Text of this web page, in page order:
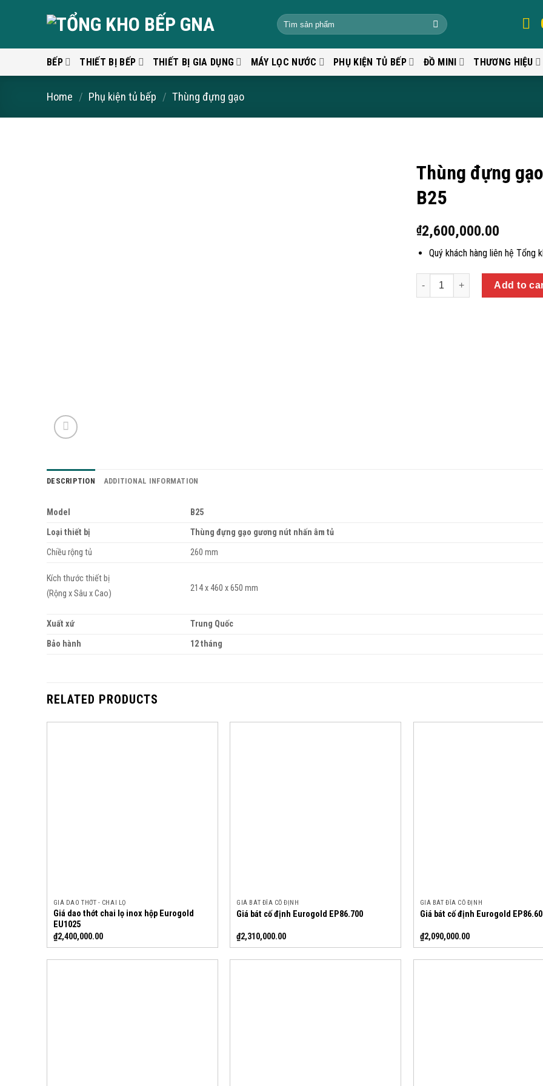
BẾP THIẾT BỊ BẾP THIẾT BỊ GIA DỤNG MÁY LỌC NƯỚC PHỤ KIỆN TỦ BẾP ĐỒ MINI THƯƠNG HIỆU
Home / Phụ kiện tủ bếp / Thùng đựng gạo
Thùng đựng
B25
₫2,600,000.00
Quý khách hàng liên hệ
Quantity
Add to
DESCRIPTION ADDITIONAL INFORMATION
Model
B25
Loại thiết bị
Thùng đựng gạo gương nút nhấn âm tủ
Chiều rộng tủ
260 mm
Kích thước thiết bị
(Rộng x Sâu x Cao)
214 x 460 x 650 mm
Xuất xứ
Trung Quốc
Bảo hành
12 tháng
RELATED PRODUCTS
GIÁ DAO THỚT - CHAI LỌ
Giá dao thớt chai lọ inox hộp Eurogold
EU1025
₫2,400,000.00
GIÁ BÁT ĐĨA CỐ ĐỊNH
Giá bát cố định Eurogold EP86.700
₫2,310,000.00
GIÁ BÁT ĐĨA CỐ ĐỊNH
Giá bát cố định Eurogold
₫2,090,000.00